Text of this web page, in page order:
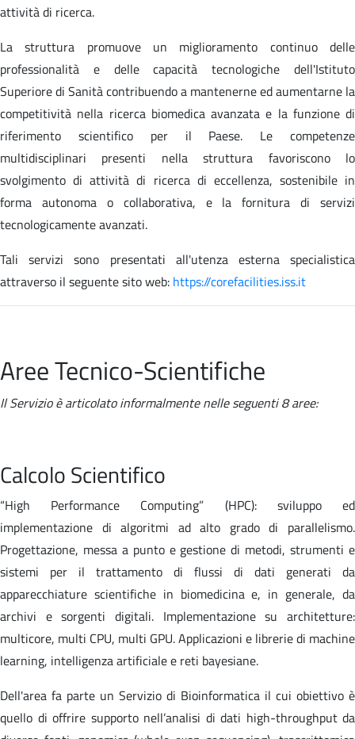
attività di ricerca.
La struttura promuove un miglioramento continuo delle
professionalità e delle capacità tecnologiche dell'Istituto
Superiore di Sanità contribuendo a mantenerne ed aumentarne la
competitività nella ricerca biomedica avanzata e la funzione di
riferimento scientifico per il Paese. Le competenze
multidisciplinari presenti nella struttura favoriscono lo
svolgimento di attività di ricerca di eccellenza, sostenibile in
forma autonoma o collaborativa, e la fornitura di servizi
tecnologicamente avanzati.
Tali servizi sono presentati all'utenza esterna specialistica
attraverso il seguente sito web: https://corefacilities.iss.it
Aree Tecnico-Scientifiche
Il Servizio è articolato informalmente nelle seguenti 8 aree:
Calcolo Scientifico
“High Performance Computing” (HPC): sviluppo ed
implementazione di algoritmi ad alto grado di parallelismo.
Progettazione, messa a punto e gestione di metodi, strumenti e
sistemi per il trattamento di flussi di dati generati da
apparecchiature scientifiche in biomedicina e, in generale, da
archivi e sorgenti digitali. Implementazione su architetture:
multicore, multi CPU, multi GPU. Applicazioni e librerie di machine
learning, intelligenza artificiale e reti bayesiane.
Dell'area fa parte un Servizio di Bioinformatica il cui obiettivo è
quello di offrire supporto nell’analisi di dati high-throughput da